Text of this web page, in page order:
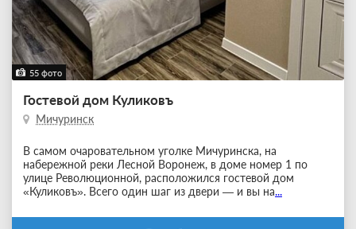
55 фото
Гостевой дом Куликовъ
Мичуринск
В самом очаровательном уголке Мичуринска, на
набережной реки Лесной Воронеж, в доме номер 1 по
улице Революционной, расположился гостевой дом
«Куликовъ». Всего один шаг из двери — и вы на...